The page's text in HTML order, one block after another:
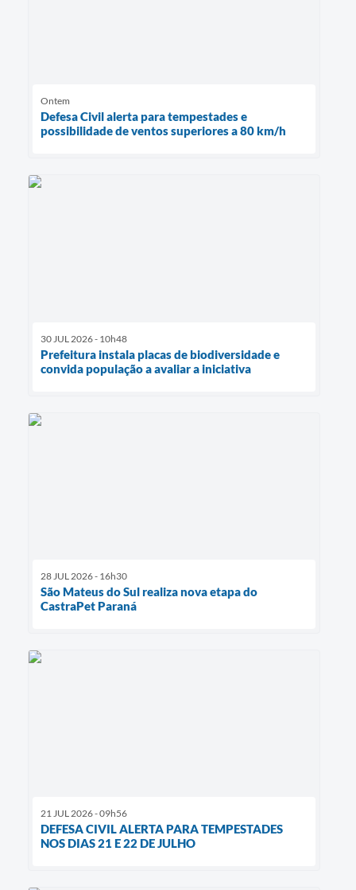
Ontem
Defesa Civil alerta para tempestades e
possibilidade de ventos superiores a 80 km/h
30 JUL 2026 - 10h48
Prefeitura instala placas de biodiversidade e
convida população a avaliar a iniciativa
28 JUL 2026 - 16h30
São Mateus do Sul realiza nova etapa do
CastraPet Paraná
21 JUL 2026 - 09h56
DEFESA CIVIL ALERTA PARA TEMPESTADES
NOS DIAS 21 E 22 DE JULHO